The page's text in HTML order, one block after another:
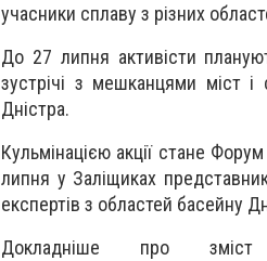
учасники сплаву з різних
До 27 липня активісти
зустрічі з мешканцями міст
Дністра.
Кульмінацією акції стане
липня у Заліщиках
експертів з областей басейну
Докладніше про